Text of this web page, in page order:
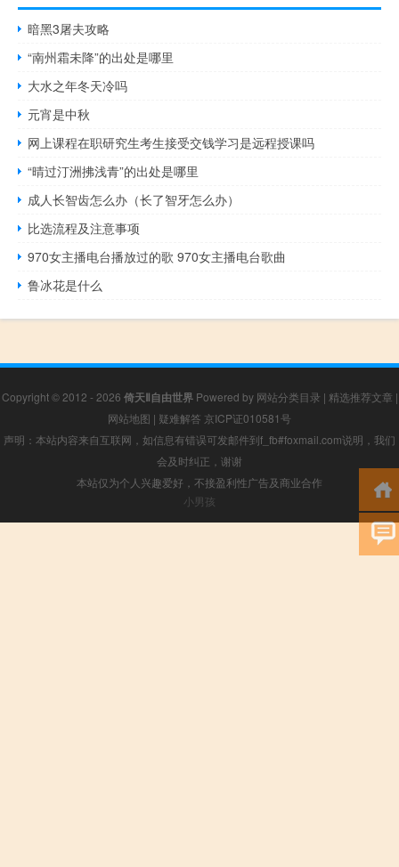
暗黑3屠夫攻略
“南州霜未降”的出处是哪里
大水之年冬天冷吗
元宵是中秋
网上课程在职研究生考生接受交钱学习是远程授课吗
“晴过汀洲拂浅青”的出处是哪里
成人长智齿怎么办（长了智牙怎么办）
比选流程及注意事项
970女主播电台播放过的歌 970女主播电台歌曲
鲁冰花是什么
Copyright © 2012 - 2026 倚天Ⅱ自由世界Powered by 网站分类目录 | 精选推荐文章 |
网站地图 | 疑难解答 京ICP证010581号
声明：本站内容来自互联网，如信息有错误可发邮件到f_fb#foxmail.com说明，我们
会及时纠正，谢谢
本站仅为个人兴趣爱好，不接盈利性广告及商业合作
小男孩